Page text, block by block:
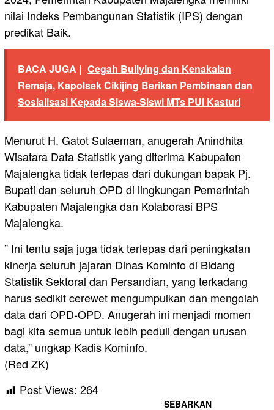
nilai Indeks Pembangunan Statistik (IPS) dengan
predikat Baik.
BACA JUGA | Cegah Bullying dan Kenakalan
Remaja, Kapolsek Cikijing Berikan Pembinaan dan
Sosialisasi Kepada Siswa-Siswi MTs PUI Kasturi
Menurut H. Gatot Sulaeman, anugerah Anindhita
Wisatara Data Statistik yang diterima Kabupaten
Majalengka tidak terlepas dari dukungan bapak Pj.
Bupati dan seluruh OPD di lingkungan Pemerintah
Kabupaten Majalengka dan Kolaborasi BPS
Majalengka.
” Ini tentu saja juga tidak terlepas dari peningkatan
kinerja seluruh jajaran Dinas Kominfo di Bidang
Statistik Sektoral dan Persandian, yang terkadang
harus sedikit cerewet mengumpulkan dan mengolah
data dari OPD-OPD. Anugerah ini menjadi momen
bagi kita semua untuk lebih peduli dengan urusan
data,” ungkap Kadis Kominfo.
(Red ZK)
Post Views: 264
SEBARKAN